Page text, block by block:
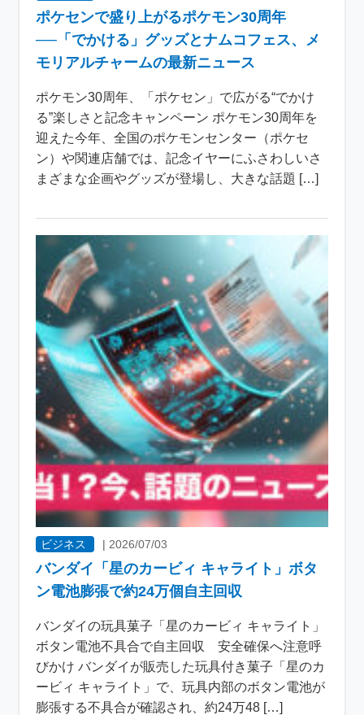
ポケセンで盛り上がるポケモン30周年
──「でかける」グッズとナムコフェス、メ
モリアルチャームの最新ニュース
ポケモン30周年、「ポケセン」で広がる“でかけ
る”楽しさと記念キャンペーン ポケモン30周年を
迎えた今年、全国のポケモンセンター（ポケセ
ン）や関連店舗では、記念イヤーにふさわしいさ
まざまな企画やグッズが登場し、大きな話題 […]
ビジネス | 2026/07/03
バンダイ「星のカービィ キャライト」ボタ
ン電池膨張で約24万個自主回収
バンダイの玩具菓子「星のカービィ キャライト」
ボタン電池不具合で自主回収 安全確保へ注意呼
びかけ バンダイが販売した玩具付き菓子「星のカ
ービィ キャライト」で、玩具内部のボタン電池が
膨張する不具合が確認され、約24万48 […]